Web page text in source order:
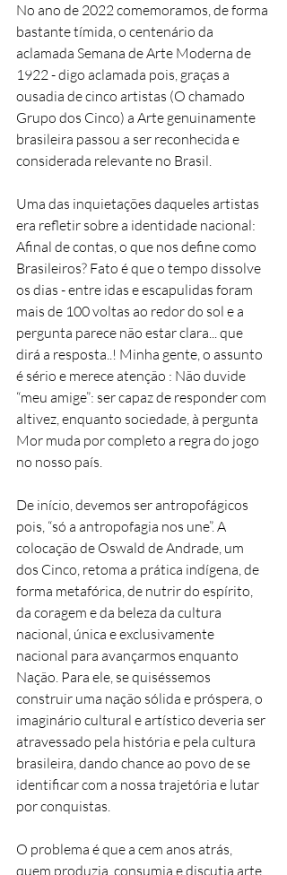
No ano de 2022 comemoramos, de forma
bastante tímida, o centenário da
aclamada Semana de Arte Moderna de
1922 - digo aclamada pois, graças a
ousadia de cinco artistas (O chamado
Grupo dos Cinco) a Arte genuinamente
brasileira passou a ser reconhecida e
considerada relevante no Brasil.
Uma das inquietações daqueles artistas
era refletir sobre a identidade nacional:
Afinal de contas, o que nos define como
Brasileiros? Fato é que o tempo dissolve
os dias - entre idas e escapulidas foram
mais de 100 voltas ao redor do sol e a
pergunta parece não estar clara... que
dirá a resposta..! Minha gente, o assunto
é sério e merece atenção : Não duvide
“meu amige”: ser capaz de responder com
altivez, enquanto sociedade, à pergunta
Mor muda por completo a regra do jogo
no nosso país.
De início, devemos ser antropofágicos
pois, “só a antropofagia nos une”. A
colocação de Oswald de Andrade, um
dos Cinco, retoma a prática indígena, de
forma metafórica, de nutrir do espírito,
da coragem e da beleza da cultura
nacional, única e exclusivamente
nacional para avançarmos enquanto
Nação. Para ele, se quiséssemos
construir uma nação sólida e próspera, o
imaginário cultural e artístico deveria ser
atravessado pela história e pela cultura
brasileira, dando chance ao povo de se
identificar com a nossa trajetória e lutar
por conquistas.
O problema é que a cem anos atrás,
quem produzia, consumia e discutia arte